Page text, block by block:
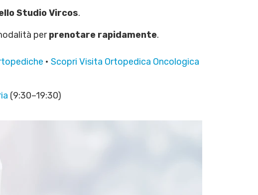
Studio Vircos.
perprenotare rapidamente.
• Scopri Visita Ortopedica Oncologica
(9:30–19:30)